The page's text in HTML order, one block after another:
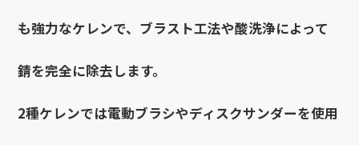
も強力なケレンで、ブラスト工法や酸洗浄によって
錆を完全に除去します。
2種ケレンでは電動ブラシやディスクサンダーを使用